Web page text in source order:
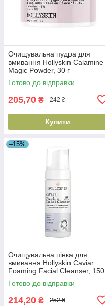
Очищувальна пудра для
вмивання Hollyskin Calamine
Magic Powder, 30 г
(4823109701205)
Готово до відправки
205,70 ₴ 242 ₴
Купити
–15%
Очищувальна пінка для
вмивання Hollyskin Caviar
Foaming Facial Cleanser, 150
мл (4823109700239)
Готово до відправки
214,20 ₴ 252 ₴